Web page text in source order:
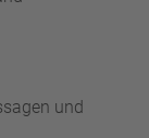
und